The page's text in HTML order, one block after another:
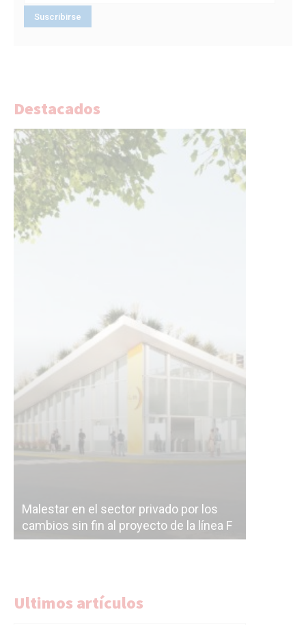
Destacados
Malestar en el sector privado por los
cambios sin fin al proyecto de la línea F
Ultimos artículos